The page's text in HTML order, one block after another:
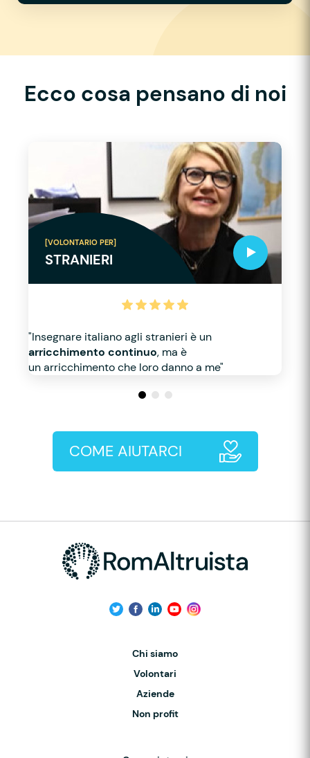
Ecco cosa pensano di noi
[VOLONTARIO PER]
STRANIERI
"Insegnare italiano agli stranieri è un
arricchimento continuo, ma è
un arricchimento che loro danno a me"
COME AIUTARCI
Chi siamo
Volontari
Aziende
Non profit